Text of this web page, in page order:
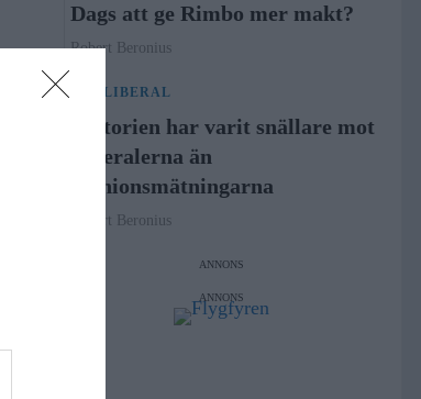
Dags att ge Rimbo mer makt?
Robert Beronius
LIBERAL
Historien har varit snällare mot
Liberalerna än
opinionsmätningarna
Robert Beronius
ANNONS
ANNONS